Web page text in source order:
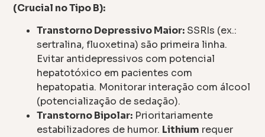
(Crucial no Tipo B):
Transtorno Depressivo Maior: SSRIs (ex.:
sertralina, fluoxetina) são primeira linha.
Evitar antidepressivos com potencial
hepatotóxico em pacientes com
hepatopatia. Monitorar interação com álcool
(potencialização de sedação).
Transtorno Bipolar: Prioritariamente
estabilizadores de humor. Lithium requer